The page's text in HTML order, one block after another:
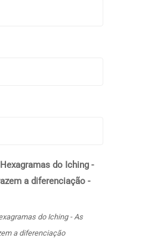
do Iching -
a diferenciação -
do Iching - As
a diferenciação